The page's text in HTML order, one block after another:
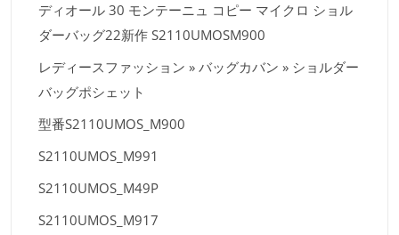
ディオール 30 モンテーニュ コピー マイクロ ショル
ダーバッグ22新作 S2110UMOSM900
レディースファッション » バッグカバン » ショルダー
バッグポシェット
型番S2110UMOS_M900
S2110UMOS_M991
S2110UMOS_M49P
S2110UMOS_M917